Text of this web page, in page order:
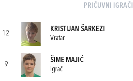
PRIČUVNI IGRAČI
12
KRISTIJAN ŠARKEZI
Vratar
9
ŠIME MAJIĆ
Igrač